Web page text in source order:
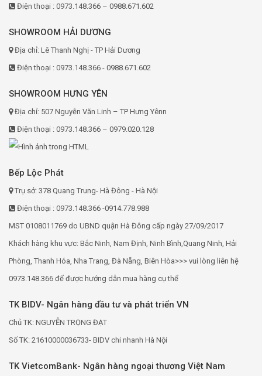
Điện thoại : 0973.148.366 – 0988.671.602
SHOWROOM HẢI DƯƠNG
Địa chỉ: Lê Thanh Nghị - TP Hải Dương
Điện thoại : 0973.148.366 - 0988.671.602
SHOWROOM HƯNG YÊN
Địa chỉ: 507 Nguyễn Văn Linh – TP Hưng Yênn
Điện thoại : 0973.148.366 – 0979.020.128
Bếp Lộc Phát
Trụ sở: 378 Quang Trung- Hà Đông - Hà Nội
Điện thoại : 0973.148.366 -0914.778.988
MST 0108011769 do UBND quận Hà Đông cấp ngày 27/09/2017
Khách hàng khu vực: Bắc Ninh, Nam Định, Ninh Bình,Quang Ninh, Hải
Phòng, Thanh Hóa, Nha Trang, Đà Nẵng, Biên Hòa>>> vui lòng liên hệ
0973.148.366 để được hướng dẫn mua hàng cụ thể
TK BIDV- Ngân hàng đầu tư và phát triển VN
Chủ TK: NGUYỄN TRỌNG ĐẠT
Số TK: 21610000036733- BIDV chi nhanh Hà Nội
TK VietcomBank- Ngân hàng ngoại thương Việt Nam